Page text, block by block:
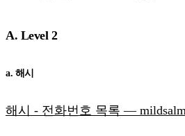
A. Level 2
a. 해시
해시 - 전화번호 목록 —